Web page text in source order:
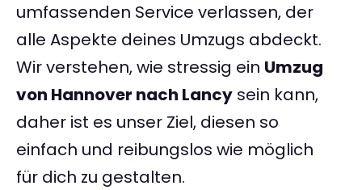
umfassenden Service verlassen, der
alle Aspekte deines Umzugs abdeckt.
Wir verstehen, wie stressig ein Umzug
von Hannover nach Lancy sein kann,
daher ist es unser Ziel, diesen so
einfach und reibungslos wie möglich
für dich zu gestalten.